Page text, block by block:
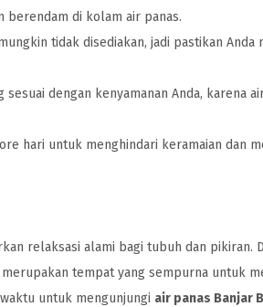
berendam di kolam air panas.
tidak disediakan, jadi pastikan Anda
dengan kenyamanan Anda, karena
hari untuk menghindari keramaian dan
relaksasi alami bagi tubuh dan pikiran.
tempat yang sempurna untuk
untuk mengunjungi air panas Banjar